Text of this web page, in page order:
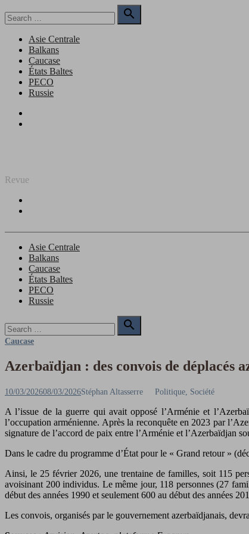
to
for:

Search
Asie Centrale
Balkans
Caucase
États Baltes
PECO
Russie
Revue
Asie Centrale
Balkans
Caucase
États Baltes
PECO
Russie
for:

Search
Caucase
Azerbaïdjan : des convois de déplacés
Posted
10/03/202608/03/2026Author
Stéphan Altasserre Politique, Société
A l’issue de la guerre qui avait opposé l’Arménie et
l’occupation arménienne. Après la reconquête en 2023 par
signature de l’accord de paix entre l’Arménie et l’Azerbaïdjan
Dans le cadre du programme d’État pour le « Grand retour »
Ainsi, le 25 février 2026, une trentaine de familles, soit 115
avoisinant 200 individus. Le même jour, 118 personnes (27
début des années 1990 et seulement 600 au début des années
Les convois, organisés par le gouvernement azerbaïdjanais,